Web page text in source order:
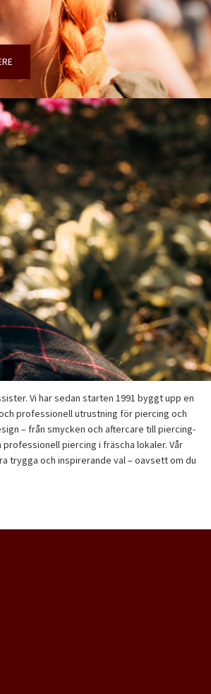
Vi har sedan starten 1991 byggt upp en
professionell utrustning för piercing och
– från smycken och aftercare till piercing-
piercing i fräscha lokaler. Vår
trygga och inspirerande val – oavsett om du